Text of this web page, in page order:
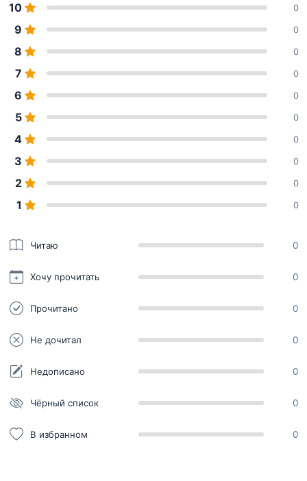
10 0
9 0
8 0
7 0
6 0
5 0
4 0
3 0
2 0
1 0
Читаю 0
Хочу прочитать 0
Прочитано 0
Не дочитал 0
Недописано 0
Чёрный список 0
В избранном 0